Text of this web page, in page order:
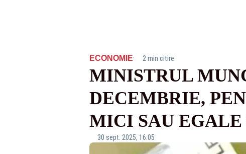
ECONOMIE· 2 min citire
MINISTRUL
DECEMBRIE,
MICI SAU EGALE
30 sept. 2025, 16:05